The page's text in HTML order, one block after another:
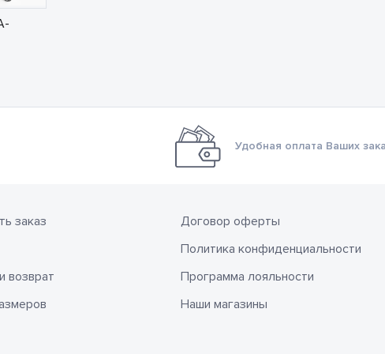
Удобная оплата Ваших
заказ
возврат
Договор оферты
Политика конфиденциальности
Программа лояльности
Наши магазины